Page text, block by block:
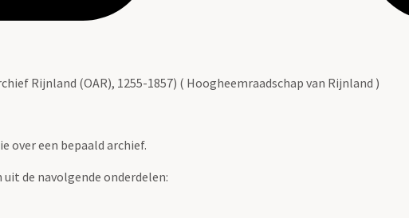
Rijnland (OAR), 1255-1857) ( Hoogheemraadschap van Rijnland )
over een bepaald archief.
de navolgende onderdelen: